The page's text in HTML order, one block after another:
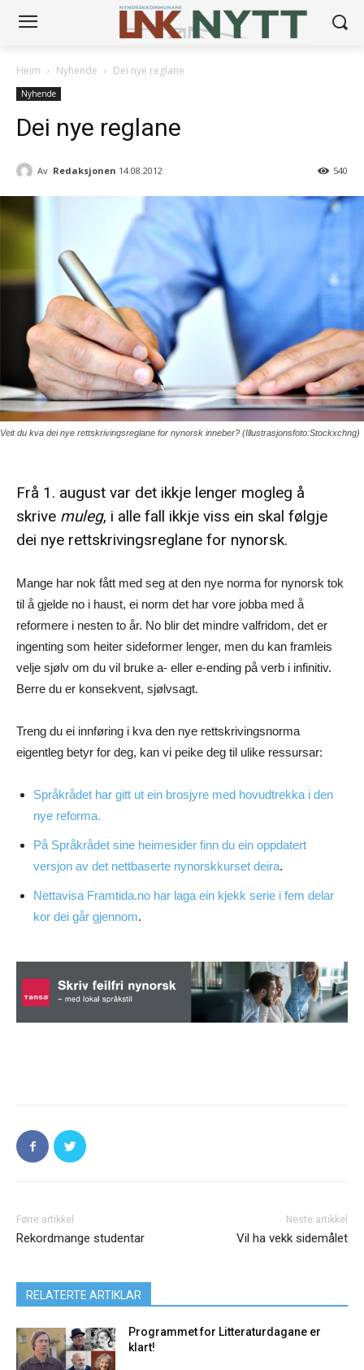
Heim Nyhende Dei nye reglane
Nyhende
Dei nye reglane
Av Redaksjonen 14.08.2012 540
Veit du kva dei nye rettskrivingsreglane for nynorsk inneber? (Illustrasjonsfoto:Stockxchng)
Frå 1. august var det ikkje lenger mogleg å
skrive muleg, i alle fall ikkje viss ein skal følgje
dei nye rettskrivingsreglane for nynorsk.
Mange har nok fått med seg at den nye norma for nynorsk tok
til å gjelde no i haust, ei norm det har vore jobba med å
reformere i nesten to år. No blir det mindre valfridom, det er
ingenting som heiter sideformer lenger, men du kan framleis
velje sjølv om du vil bruke a- eller e-ending på verb i infinitiv.
Berre du er konsekvent, sjølvsagt.
Treng du ei innføring i kva den nye rettskrivingsnorma
eigentleg betyr for deg, kan vi peike deg til ulike ressursar:
Språkrådet har gitt ut ein brosjyre med hovudtrekka i den
nye reforma.
På Språkrådet sine heimesider finn du ein oppdatert
versjon av det nettbaserte nynorskkurset deira.
Nettavisa Framtida.no har laga ein kjekk serie i fem delar
kor dei går gjennom.
Førre artikkel
Rekordmange studentar
Neste artikkel
Vil ha vekk sidemålet
RELATERTE ARTIKLAR
Programmet for Litteraturdagane er
klart!